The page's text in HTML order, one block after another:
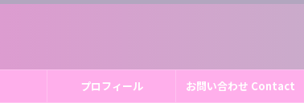
プロフィール お問い合わせ Contact